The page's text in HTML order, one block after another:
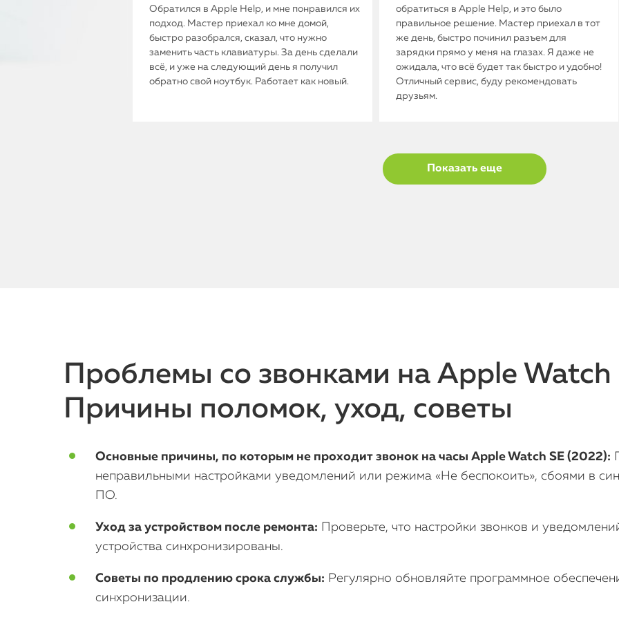
Обратился в Apple Help, и мне понравился их
подход. Мастер приехал ко мне домой,
быстро разобрался, сказал, что нужно
заменить часть клавиатуры. За день сделали
всё, и уже на следующий день я получил
обратно свой ноутбук. Работает как новый.
обратиться в Apple Help, и это было
правильное решение. Мастер приехал в тот
же день, быстро починил разъем для
зарядки прямо у меня на глазах. Я даже не
ожидала, что всё будет так быстро и удобно!
Отличный сервис, буду рекомендовать
друзьям.
Показать еще
Проблемы со звонками на Apple Watch
Причины поломок, уход, советы
Основные причины, по которым не проходит звонок на часы Apple Watch SE (2022):
неправильными настройками уведомлений или режима «Не беспокоить», сбоями в
ПО.
Уход за устройством после ремонта: Проверьте, что настройки звонков и
устройства синхронизированы.
Советы по продлению срока службы: Регулярно обновляйте программное
синхронизации.